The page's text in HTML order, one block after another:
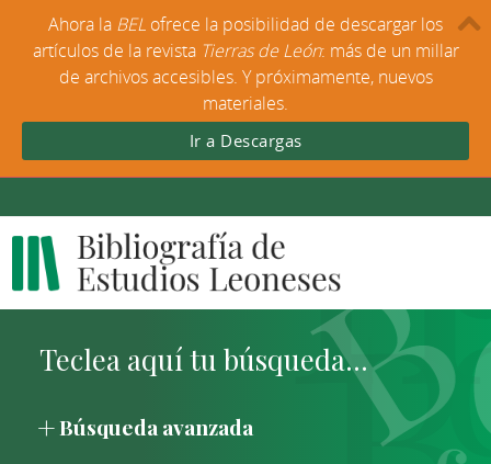
Búsqueda avanzada
Ahora la BEL ofrece la posibilidad de descargar los
artículos de la revista Tierras de León: más de un millar
de archivos accesibles. Y próximamente, nuevos
materiales.
Ir a Descargas